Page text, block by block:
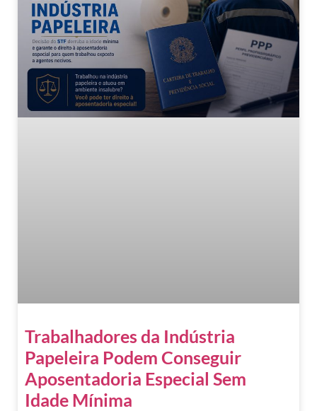
Trabalhadores da Indústria
Papeleira Podem Conseguir
Aposentadoria Especial Sem
Idade Mínima